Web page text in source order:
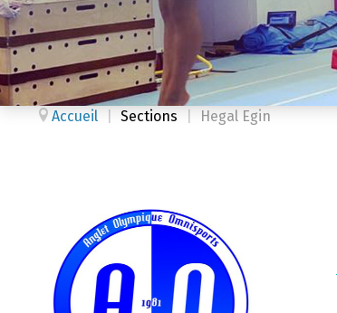
Accueil Sections Hegal Egin